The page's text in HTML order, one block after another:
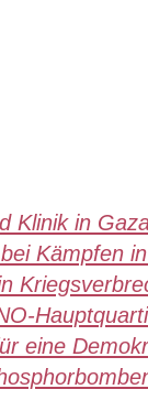
Klinik in
Kämpfen
eine